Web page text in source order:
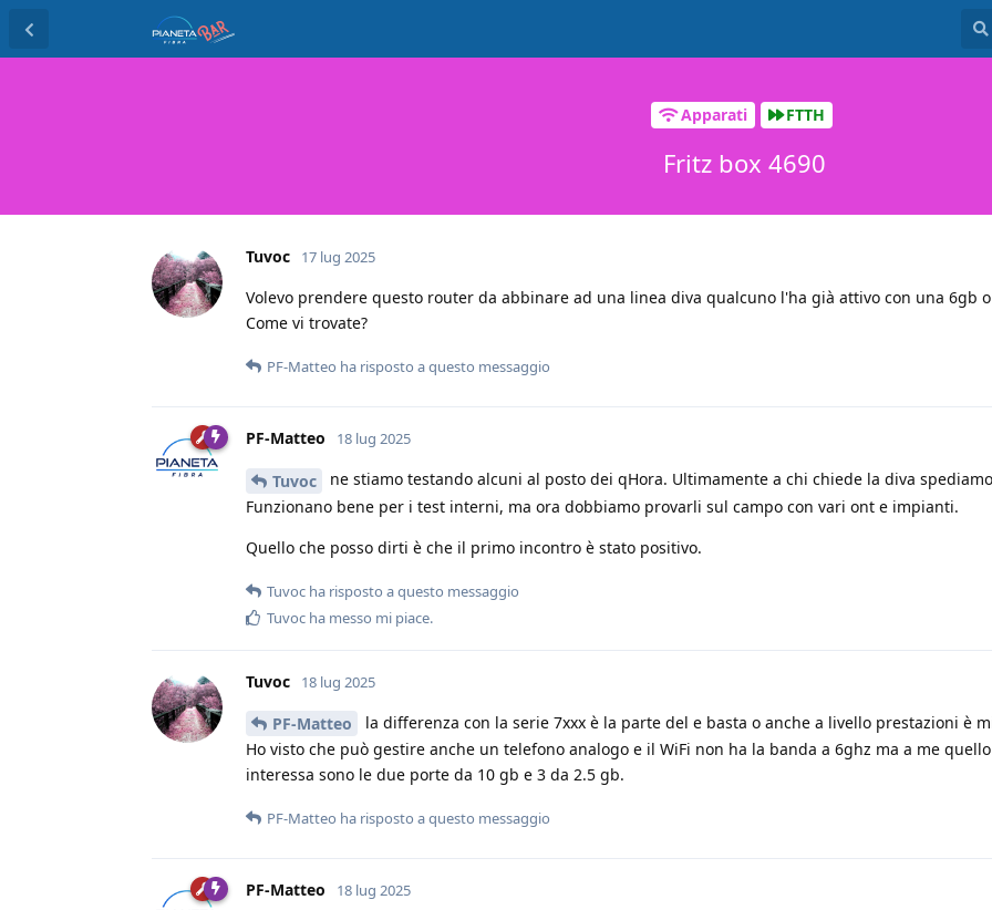
Apparati FTTH
Fritz box 4690
Tuvoc 17 lug 2025
Volevo prendere questo router da abbinare ad una linea diva qualcuno l'ha già attivo con una 6gb
Come vi trovate?
PF-Matteo ha risposto a questo messaggio
PF-Matteo 18 lug 2025
Tuvoc
ne stiamo testando alcuni al posto dei qHora. Ultimamente a chi chiede la diva
Funzionano bene per i test interni, ma ora dobbiamo provarli sul campo con vari ont e impianti.
Quello che posso dirti è che il primo incontro è stato positivo.
Tuvoc ha risposto a questo messaggio
Tuvoc ha messo mi piace.
Tuvoc 18 lug 2025
PF-Matteo
la differenza con la serie 7xxx è la parte del e basta o anche a livello prestazioni è
Ho visto che può gestire anche un telefono analogo e il WiFi non ha la banda a 6ghz ma a me
interessa sono le due porte da 10 gb e 3 da 2.5 gb.
PF-Matteo ha risposto a questo messaggio
PF-Matteo 18 lug 2025